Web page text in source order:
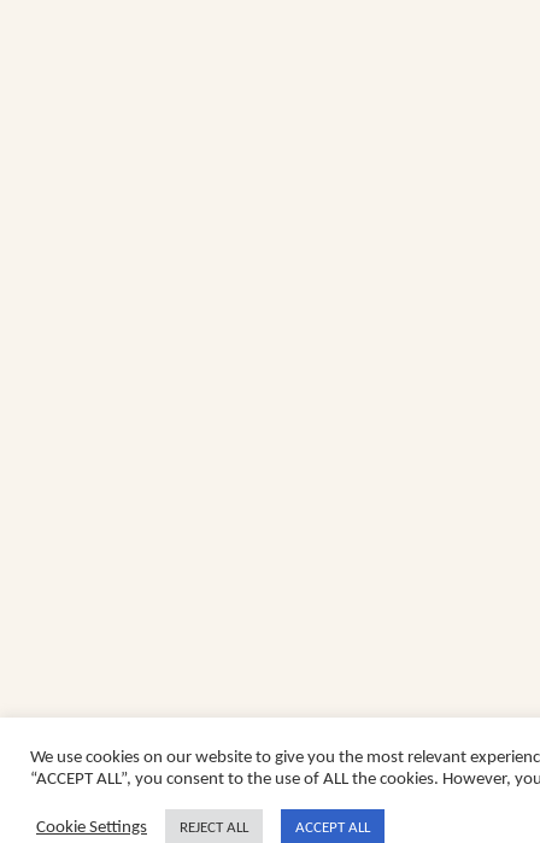
We use cookies on our website to give you the most relevant
“ACCEPT ALL”, you consent to the use of ALL the cookies. However,
Cookie Settings REJECT ALL ACCEPT ALL